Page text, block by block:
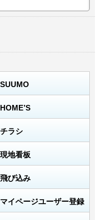
SUUMO
HOME’S
チラシ
現地看板
飛び込み
マイページユーザー登録